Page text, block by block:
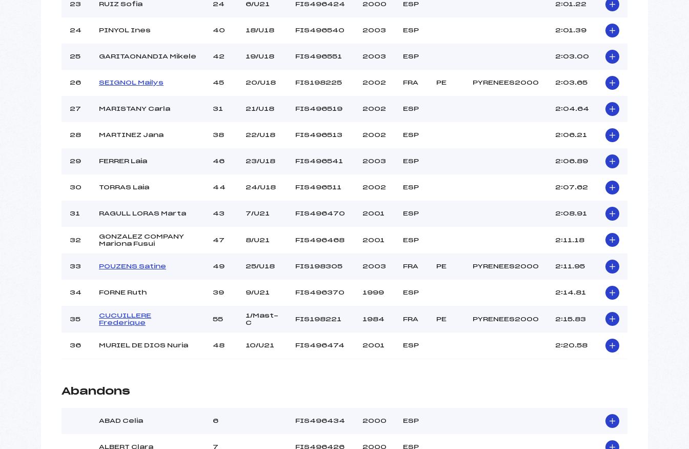
23 RUIZ Sofia 24 6/U21 FIS496424 2000 ESP 2:01.22
24 PINYOL Ines 40 18/U18 FIS496540 2003 ESP 2:01.39
25 GARITAONANDIA Mikele 42 19/U18 FIS496551 2003 ESP 2:03.00
26 SEIGNOL Mailys 45 20/U18 FIS198225 2002 FRA PE PYRENEES2000 2:03.65
27 MARISTANY Carla 31 21/U18 FIS496519 2002 ESP 2:04.64
28 MARTINEZ Jana 38 22/U18 FIS496513 2002 ESP 2:06.21
29 FERRER Laia 46 23/U18 FIS496541 2003 ESP 2:06.89
30 TORRAS Laia 44 24/U18 FIS496511 2002 ESP 2:07.62
31 RAGULL LORAS Marta 43 7/U21 FIS496470 2001 ESP 2:08.91
32
GONZALEZ COMPANY
Mariona Fusui
47 8/U21 FIS496468 2001 ESP 2:11.18
33 POUZENS Satine 49 25/U18 FIS198305 2003 FRA PE PYRENEES2000 2:11.95
34 FORNE Ruth 39 9/U21 FIS496370 1999 ESP 2:14.81
35
CUCUILLERE
Frederique
55
1/Mast-
C
FIS198221 1984 FRA PE PYRENEES2000 2:15.83
36 MURIEL DE DIOS Nuria 48 10/U21 FIS496474 2001 ESP 2:20.58
Abandons
ABAD Celia 6 FIS496434 2000 ESP
ALBERT Clara 7 FIS496426 2000 ESP